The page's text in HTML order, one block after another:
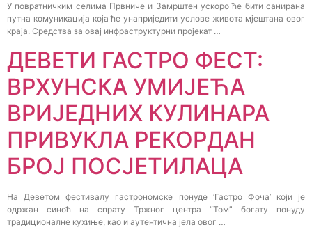
У повратничким селима Првниче и Замрштен ускоро ће бити санирана
путна комуникација која ће унаприједити услове живота мјештана овог
краја. Средства за овај инфраструктурни пројекат …
ДЕВЕТИ ГАСТРО ФЕСТ:
ВРХУНСКА УМИЈЕЋА
ВРИЈЕДНИХ КУЛИНАРА
ПРИВУКЛА РЕКОРДАН
БРОЈ ПОСЈЕТИЛАЦА
На Деветом фестивалу гастрономске понуде ‘Гастро Фоча’ који је
одржан синоћ на спрату Тржног центра “Том” богату понуду
традиционалне кухиње, као и аутентична јела овог …